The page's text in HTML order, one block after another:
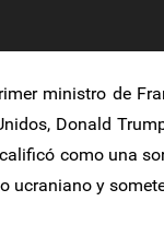
ministro de
Donald
como una
ucraniano y